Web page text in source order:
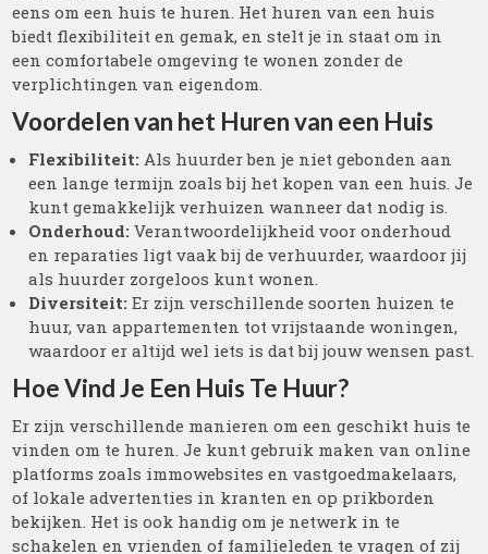
eens om een huis te huren. Het huren van een huis
biedt flexibiliteit en gemak, en stelt je in staat om in
een comfortabele omgeving te wonen zonder de
verplichtingen van eigendom.
Voordelen van het Huren van een Huis
Flexibiliteit: Als huurder ben je niet gebonden aan
een lange termijn zoals bij het kopen van een huis. Je
kunt gemakkelijk verhuizen wanneer dat nodig is.
Onderhoud: Verantwoordelijkheid voor onderhoud
en reparaties ligt vaak bij de verhuurder, waardoor jij
als huurder zorgeloos kunt wonen.
Diversiteit: Er zijn verschillende soorten huizen te
huur, van appartementen tot vrijstaande woningen,
waardoor er altijd wel iets is dat bij jouw wensen past.
Hoe Vind Je Een Huis Te Huur?
Er zijn verschillende manieren om een geschikt huis te
vinden om te huren. Je kunt gebruik maken van online
platforms zoals immowebsites en vastgoedmakelaars,
of lokale advertenties in kranten en op prikborden
bekijken. Het is ook handig om je netwerk in te
schakelen en vrienden of familieleden te vragen of zij